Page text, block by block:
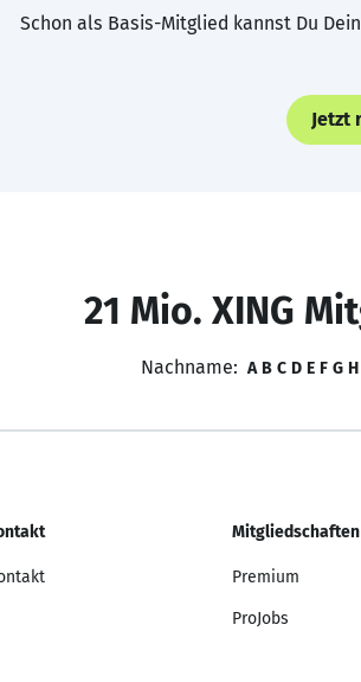
Schon als Basis-Mitglied kannst Du
Jetzt
21 Mio. XING
Nachname: A B C D E F G H
Mitgliedschaften
Premium
ProJobs